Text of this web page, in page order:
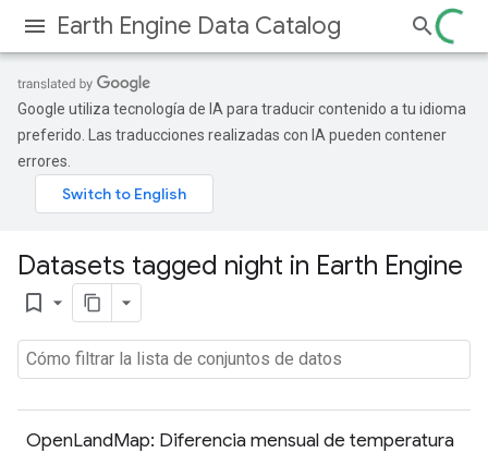
Earth Engine Data Catalog
Google utiliza tecnología de IA para traducir contenido a tu idioma
preferido. Las traducciones realizadas con IA pueden contener
errores.
Datasets tagged night in Earth Engine
bookmark_border
OpenLandMap: Diferencia mensual de temperatura